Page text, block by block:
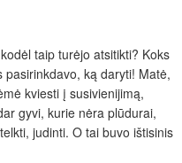
taip turėjo atsitikti? Koks
ką daryti! Matė,
kviesti į susivienijimą,
gyvi, kurie nėra plūdurai,
judinti. O tai buvo ištisinis